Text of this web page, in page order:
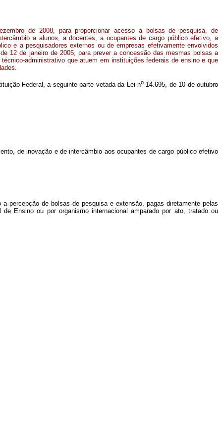
de 2008, para proporcionar acesso a bolsas de pesquisa, de
a alunos, a docentes, a ocupantes de cargo público efetivo, a
e a pesquisadores externos ou de empresas efetivamente envolvidos
12 de janeiro de 2005, para prever a concessão das mesmas bolsas a
administrativo que atuem em instituições federais de ensino e que
.
Federal, a seguinte parte vetada da Lei no14.695, de 10 de outubro
de inovação e de intercâmbio aos ocupantes de cargo público efetivo
percepção de bolsas de pesquisa e extensão, pagas diretamente pelas
Ensino ou por organismo internacional amparado por ato, tratado ou